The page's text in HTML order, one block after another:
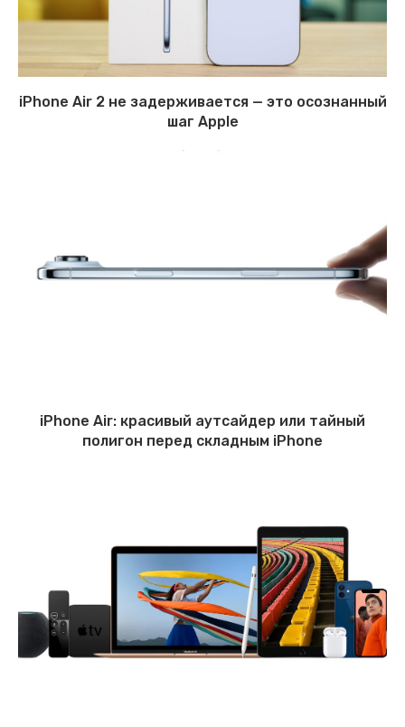
iPhone Air 2 не задерживается — это осознанный
шаг Apple
iPhone Air: красивый аутсайдер или тайный
полигон перед складным iPhone